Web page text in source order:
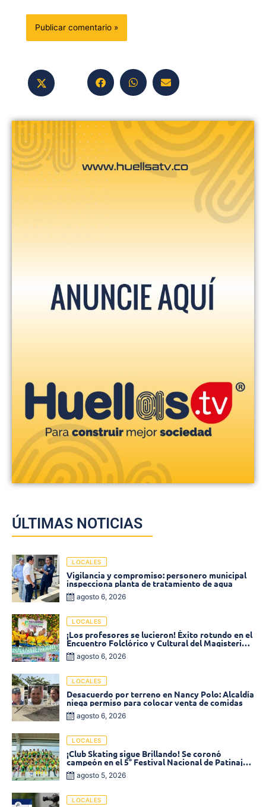
ÚLTIMAS NOTICIAS
LOCALES
Vigilancia y compromiso: personero municipal
inspecciona planta de tratamiento de agua
agosto 6, 2026
LOCALES
¡Los profesores se lucieron! Éxito rotundo en el
Encuentro Folclórico y Cultural del Magisterio
2026 en Ciénaga
agosto 6, 2026
LOCALES
Desacuerdo por terreno en Nancy Polo: Alcaldía
niega permiso para colocar venta de comidas
agosto 6, 2026
LOCALES
¡Club Skating sigue Brillando! Se coronó
campeón en el 5° Festival Nacional de Patinaje
«Soledad sobre Ruedas»
agosto 5, 2026
LOCALES